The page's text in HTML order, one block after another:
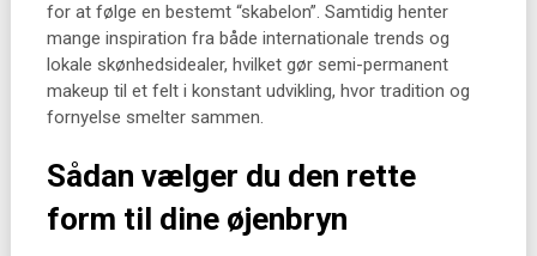
for at følge en bestemt “skabelon”. Samtidig henter
mange inspiration fra både internationale trends og
lokale skønhedsidealer, hvilket gør semi-permanent
makeup til et felt i konstant udvikling, hvor tradition og
fornyelse smelter sammen.
Sådan vælger du den rette
form til dine øjenbryn